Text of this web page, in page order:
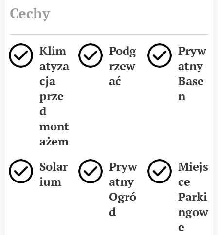
Cechy
Klim
atyza
cja
prze
d
mont
ażem
Podg
rzew
ać
Pryw
atny
Base
n
Solar
ium
Pryw
atny
Ogró
d
Miejs
ce
Parki
ngow
e